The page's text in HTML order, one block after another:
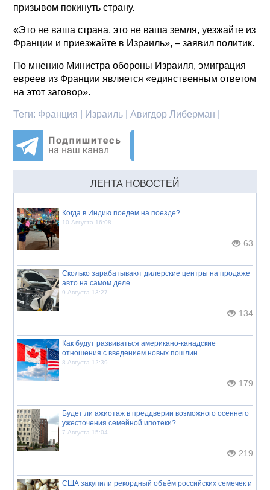
призывом покинуть страну.
«Это не ваша страна, это не ваша земля, уезжайте из
Франции и приезжайте в Израиль», – заявил политик.
По мнению Министра обороны Израиля, эмиграция
евреев из Франции является «единственным ответом
на этот заговор».
Теги: Франция | Израиль | Авигдор Либерман |
ЛЕНТА НОВОСТЕЙ
Когда в Индию поедем на поезде?
10 Августа 16:08
63
Сколько зарабатывают дилерские центры на продаже
авто на самом деле
9 Августа 13:27
134
Как будут развиваться американо-канадские
отношения с введением новых пошлин
8 Августа 12:39
179
Будет ли ажиотаж в преддверии возможного осеннего
ужесточения семейной ипотеки?
7 Августа 15:04
219
США закупили рекордный объём российских семечек и